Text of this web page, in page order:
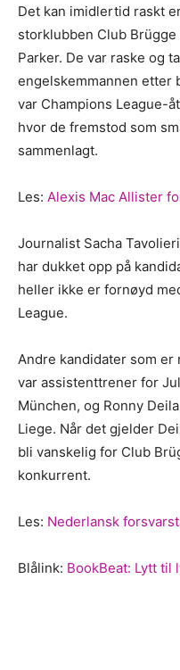
Det kan imidlertid raskt
storklubben Club
Parker. De var raske og
engelskemmannen etter
var Champions League-
hvor de fremstod som
sammenlagt.
Les: Alexis Mac Allister
Journalist Sacha
har dukket opp på
heller ikke er fornøyd
League.
Andre kandidater som er
var assistenttrener for
München, og Ronny
Liege. Når det gjelder
bli vanskelig for Club
konkurrent.
Les: Nederlansk
Blålink: BookBeat: Lytt til